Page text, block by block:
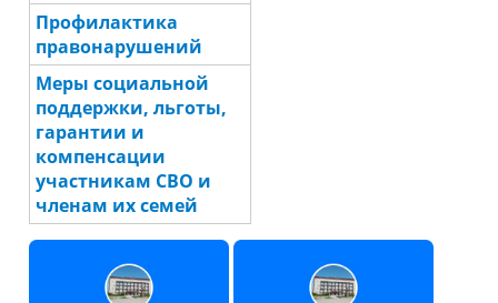
Профилактика
правонарушений
Меры социальной
поддержки, льготы,
гарантии и
компенсации
участникам СВО и
членам их семей